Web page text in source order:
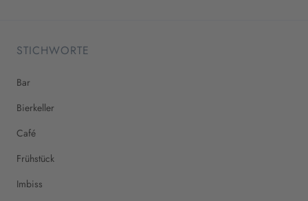
STICHWORTE
Bar
Bierkeller
Café
Frühstück
Imbiss